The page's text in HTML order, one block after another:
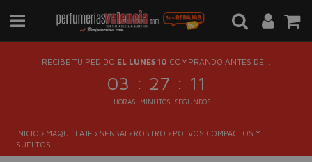
RECIBE TU PEDIDO EL LUNES 10 COMPRANDO ANTES DE...
03 : 27 : 10
HORAS MINUTOS SEGUNDOS
INICIO › MAQUILLAJE › SENSAI › ROSTRO › POLVOS COMPACTOS Y
SUELTOS